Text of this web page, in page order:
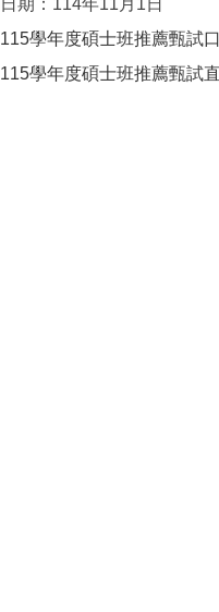
日期：114年11月1日
115學年度碩士班推薦甄試
115學年度碩士班推薦甄試